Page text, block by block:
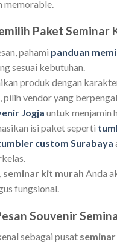
memorable.
Paket Seminar
pahami panduan
sesuai kebutuhan.
produk dengan
pilih vendor yang
Jogja untuk menjamin
isi paket seperti
custom Surabaya
seminar kit murah Anda
fungsional.
Souvenir
sebagai pusat